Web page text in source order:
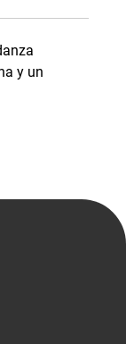
y un